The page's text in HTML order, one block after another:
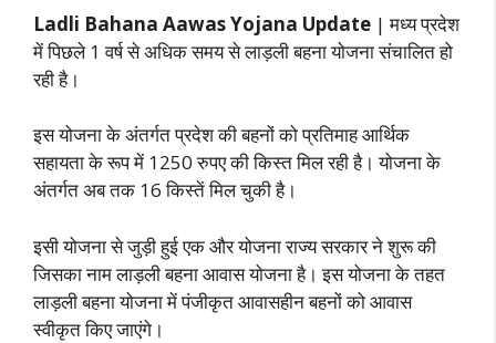
Ladli Bahana Aawas Yojana Update | मध्य प्रदेश
में पिछले 1 वर्ष से अधिक समय से लाड़ली बहना योजना संचालित हो
रही है।
इस योजना के अंतर्गत प्रदेश की बहनों को प्रतिमाह आर्थिक
सहायता के रूप में 1250 रुपए की किस्त मिल रही है। योजना के
अंतर्गत अब तक 16 किस्तें मिल चुकी है।
इसी योजना से जुड़ी हुई एक और योजना राज्य सरकार ने शुरू की
जिसका नाम लाड़ली बहना आवास योजना है। इस योजना के तहत
लाड़ली बहना योजना में पंजीकृत आवासहीन बहनों को आवास
स्वीकृत किए जाएंगे।